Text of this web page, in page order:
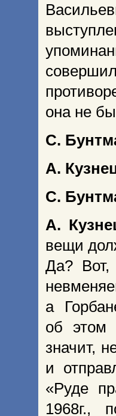
она не
С.
А.
С.
А.
вещи
Да? Вот,
а
об этом
значит,
и
«Руде
1968г.,